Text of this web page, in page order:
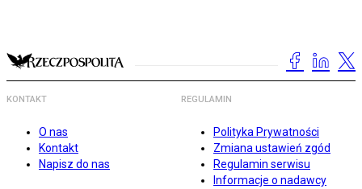
KONTAKT
O nas
Kontakt
Napisz do nas
REGULAMIN
Polityka Prywatności
Zmiana ustawień zgód
Regulamin serwisu
Informacje o nadawcy